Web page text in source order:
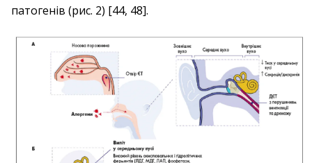
патогенів (рис. 2) [44, 48].